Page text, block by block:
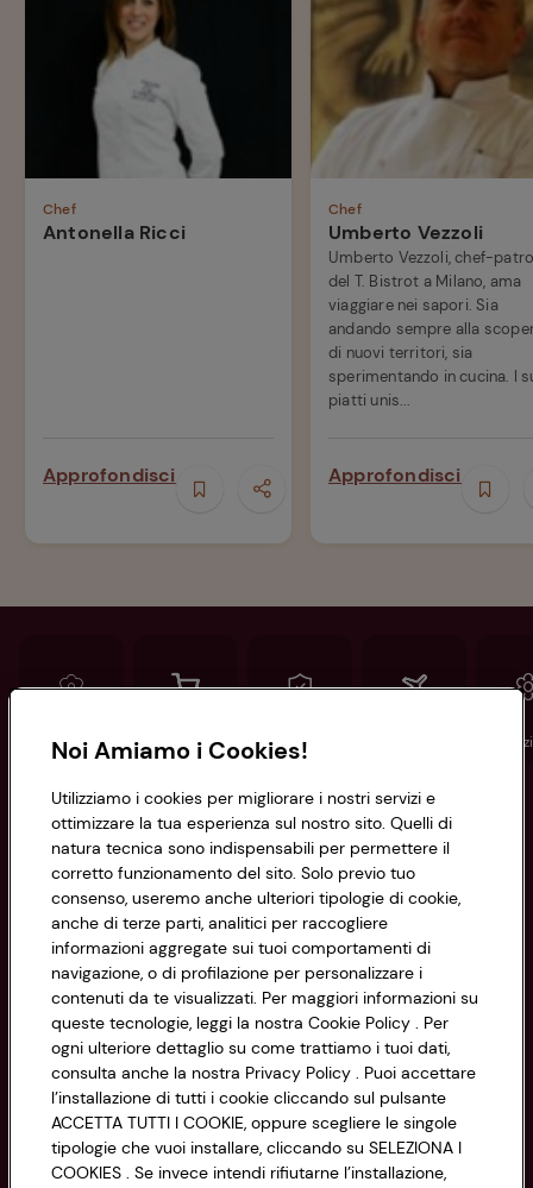
Chef
Antonella Ricci
Approfondisci
Chef
Umberto Vezzoli
Umberto Vezzoli, chef-
del T. Bistrot a Milano, ama
viaggiare nei sapori. Sia
andando sempre alla
di nuovi territori, sia
sperimentando in cucina. I
piatti unis...
Approfondisci
Conad Spesa online Assicurazioni
Informazioni
Privacy Policy
Cookie Policy
Impostazioni Cookie
Accessibilità
CONAD SOCIETÀ COOPERATIVA
Via Michelino, 59 | 40127 BOLOGNA
Codice Fiscale e Registro Imprese
di Bologna 00865960157
PARTITA IVA 03320960374
Servizio clienti
Noi Amiamo i Cookies!
Utilizziamo i cookies per migliorare i nostri servizi e
ottimizzare la tua esperienza sul nostro sito. Quelli di
natura tecnica sono indispensabili per permettere il
corretto funzionamento del sito. Solo previo tuo
consenso, useremo anche ulteriori tipologie di cookie,
anche di terze parti, analitici per raccogliere
informazioni aggregate sui tuoi comportamenti di
navigazione, o di profilazione per personalizzare i
contenuti da te visualizzati. Per maggiori informazioni su
queste tecnologie, leggi la nostra Cookie Policy . Per
ogni ulteriore dettaglio su come trattiamo i tuoi dati,
consulta anche la nostra Privacy Policy . Puoi accettare
l’installazione di tutti i cookie cliccando sul pulsante
ACCETTA TUTTI I COOKIE, oppure scegliere le singole
tipologie che vuoi installare, cliccando su SELEZIONA I
COOKIES . Se invece intendi rifiutarne l’installazione,